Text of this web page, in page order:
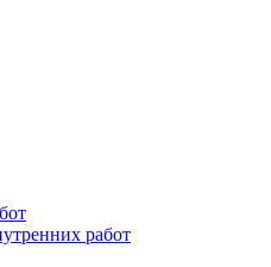
работ